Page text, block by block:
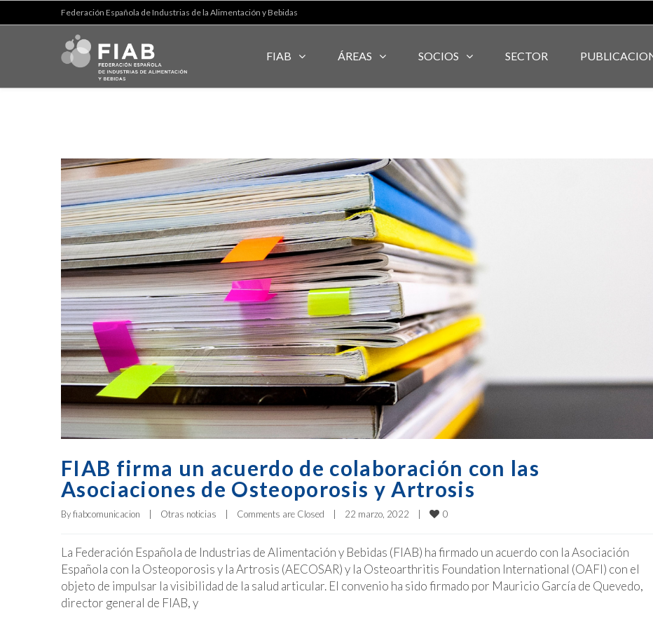
Federación Española de Industrias de la Alimentación y Bebidas
FIAB ÁREAS SOCIOS SECTOR
FIAB firma un acuerdo de colaboración con las
Asociaciones de Osteoporosis y Artrosis
By fiabcomunicacion Otras noticias Comments are Closed 22 marzo, 2022 0
La Federación Española de Industrias de Alimentación y Bebidas (FIAB) ha firmado un acuerdo con la Asociación
Española con la Osteoporosis y la Artrosis (AECOSAR) y la Osteoarthritis Foundation International (OAFI) con el
objeto de impulsar la visibilidad de la salud articular. El convenio ha sido firmado por Mauricio García de Quevedo,
director general de FIAB, y